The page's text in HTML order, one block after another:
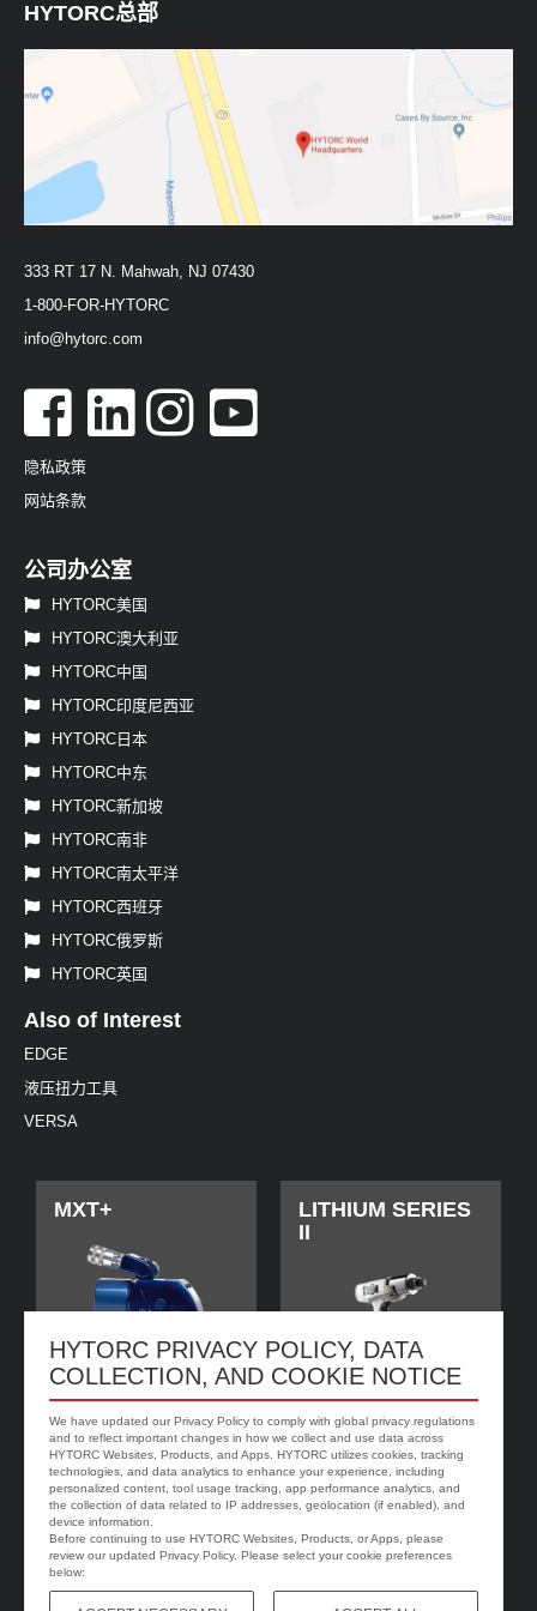
HYTORC PRIVACY POLICY, DATA
COLLECTION, AND COOKIE NOTICE
We have updated our Privacy Policy to comply with global privacy regulations
and to reflect important changes in how we collect and use data across
HYTORC Websites, Products, and Apps. HYTORC utilizes cookies, tracking
technologies, and data analytics to enhance your experience, including
personalized content, tool usage tracking, app performance analytics, and
the collection of data related to IP addresses, geolocation (if enabled), and
device information.
Before continuing to use HYTORC Websites, Products, or Apps, please
review our updated Privacy Policy. Please select your cookie preferences
below:
HYTORC总部
333 RT 17 N. Mahwah, NJ 07430
1-800-FOR-HYTORC
info@hytorc.com
隐私政策
网站条款
公司办公室
HYTORC美国
HYTORC澳大利亚
HYTORC中国
HYTORC印度尼西亚
HYTORC日本
HYTORC中东
HYTORC新加坡
HYTORC南非
HYTORC南太平洋
HYTORC西班牙
HYTORC俄罗斯
HYTORC英国
Also of Interest
EDGE
液压扭力工具
VERSA
MXT+
LITHIUM SERIES
II
jGun DIGITAL 单
速
HYTORC垫圈